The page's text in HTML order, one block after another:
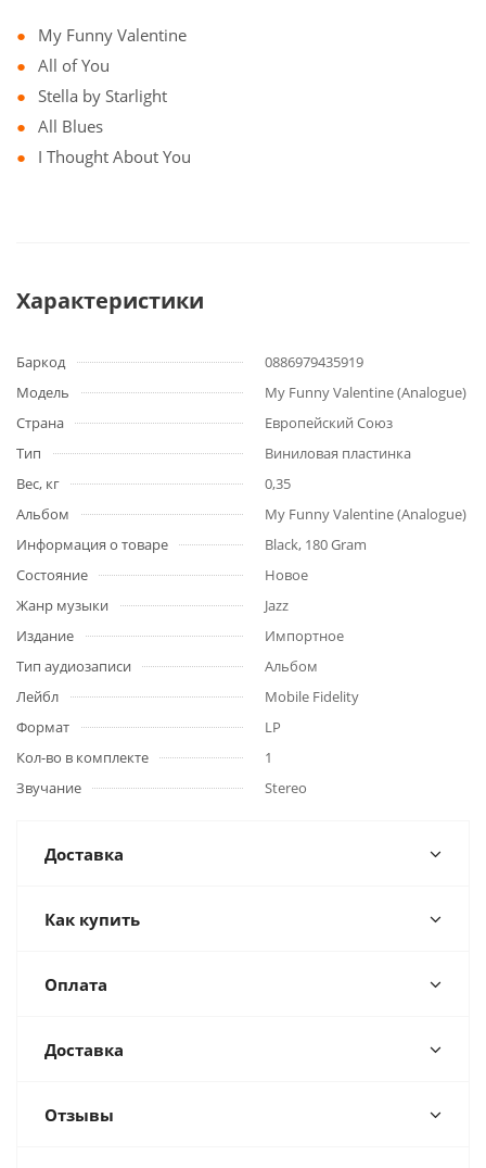
My Funny Valentine
All of You
Stella by Starlight
All Blues
I Thought About You
Характеристики
Баркод
0886979435919
Модель
My Funny Valentine (Analogue)
Страна
Европейский Союз
Тип
Виниловая пластинка
Вес, кг
0,35
Альбом
My Funny Valentine (Analogue)
Информация о товаре
Black, 180 Gram
Состояние
Новое
Жанр музыки
Jazz
Издание
Импортное
Тип аудиозаписи
Альбом
Лейбл
Mobile Fidelity
Формат
LP
Кол-во в комплекте
1
Звучание
Stereo
Доставка
Как купить
Оплата
Доставка
Отзывы